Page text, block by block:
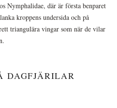
Nymphalidae, där är första benparet
kroppens undersida och på
triangulära vingar som när de vilar
DAGFJÄRILAR